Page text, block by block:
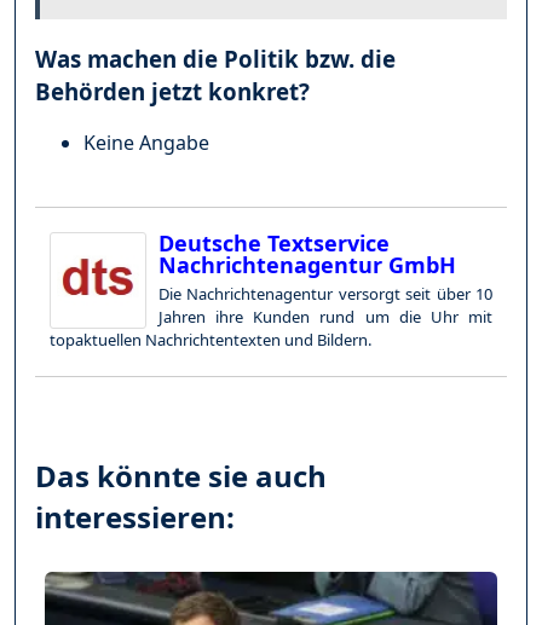
Was machen die Politik bzw. die
Behörden jetzt konkret?
Keine Angabe
Deutsche Textservice
Nachrichtenagentur GmbH
Die Nachrichtenagentur versorgt seit über 10
Jahren ihre Kunden rund um die Uhr mit
topaktuellen Nachrichtentexten und Bildern.
Das könnte sie auch
interessieren: